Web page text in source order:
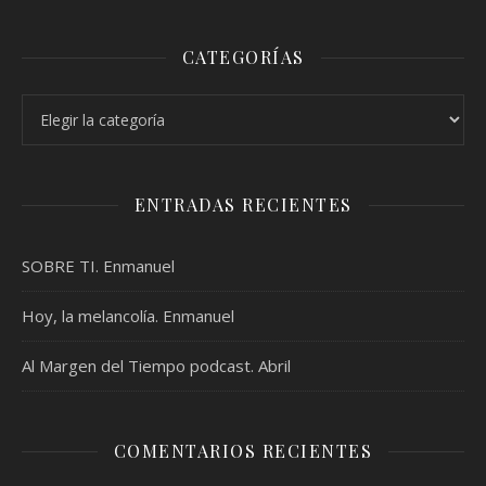
CATEGORÍAS
ENTRADAS RECIENTES
SOBRE TI. Enmanuel
Hoy, la melancolía. Enmanuel
Al Margen del Tiempo podcast. Abril
COMENTARIOS RECIENTES